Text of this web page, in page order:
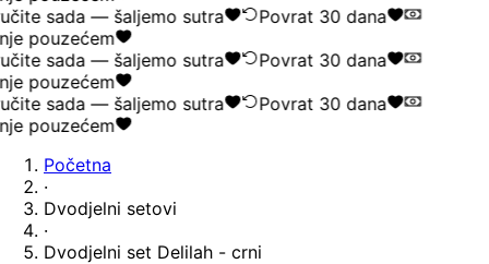
sada — šaljemo sutra
Povrat 30 dana
pouzećem
sada — šaljemo sutra
Povrat 30 dana
pouzećem
sada — šaljemo sutra
Povrat 30 dana
pouzećem
Početna
·
Dvodjelni setovi
·
Dvodjelni set Delilah - crni